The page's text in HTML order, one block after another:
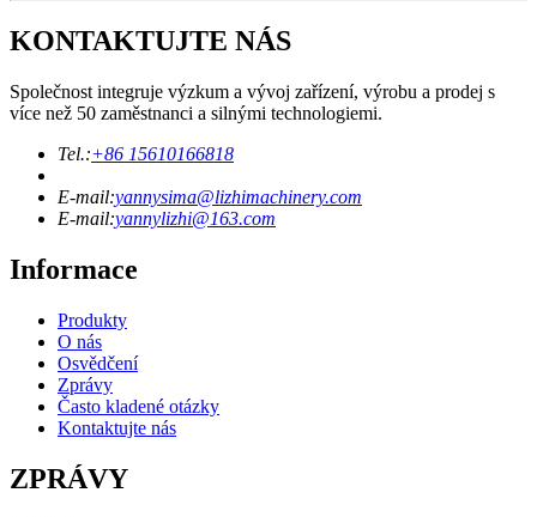
KONTAKTUJTE NÁS
Společnost integruje výzkum a vývoj zařízení, výrobu a prodej s
více než 50 zaměstnanci a silnými technologiemi.
Tel.:+86 15610166818
E-mail:yannysima@lizhimachinery.com
E-mail:yannylizhi@163.com
Informace
Produkty
O nás
Osvědčení
Zprávy
Často kladené otázky
Kontaktujte nás
ZPRÁVY